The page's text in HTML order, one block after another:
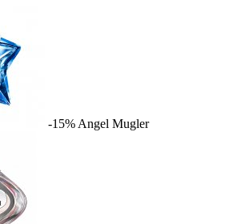
-15% Angel Mugler